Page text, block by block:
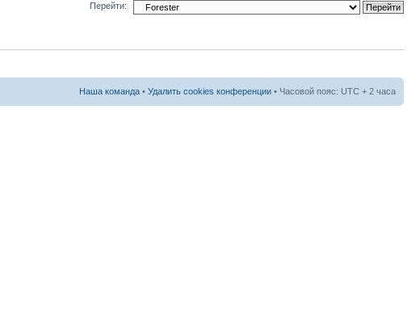
Перейти:
Наша команда • Удалить cookies конференции • Часовой пояс: UTC + 2 часа